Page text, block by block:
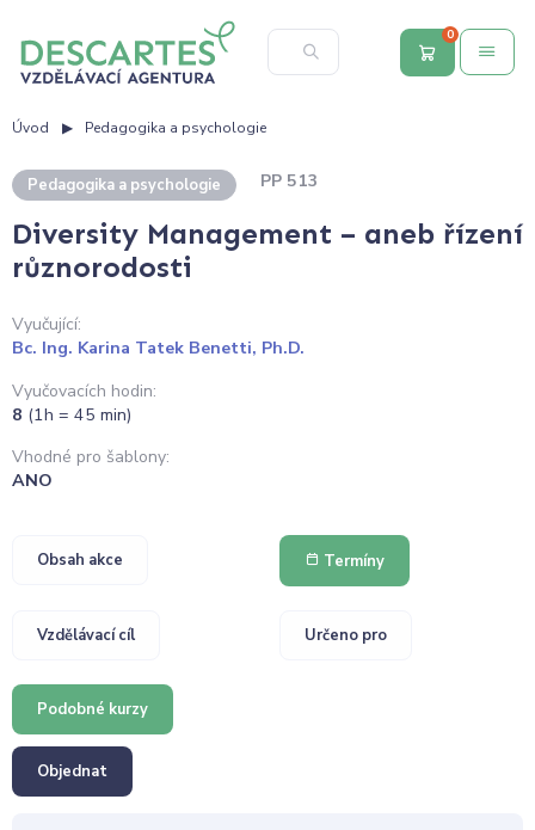
0
Úvod Pedagogika a psychologie
Pedagogika a psychologie PP 513
Diversity Management – aneb řízení
různorodosti
Vyučující:
Bc. Ing. Karina Tatek Benetti, Ph.D.
Vyučovacích hodin:
8 (1h = 45 min)
Vhodné pro šablony:
ANO
Obsah akce Termíny
Vzdělávací cíl Určeno pro
Podobné kurzy
Objednat